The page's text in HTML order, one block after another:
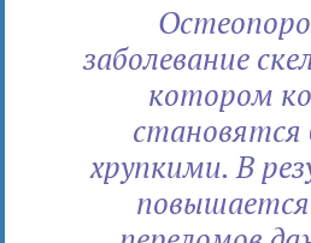
заболевание
котором
становятся
хрупкими. В